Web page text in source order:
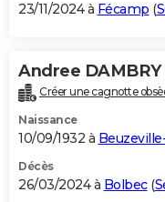
23/11/2024 à Fécamp (
Andree DAMBRY
Créer une cagnotte
Naissance
10/09/1932 à
Décès
26/03/2024 à Bolbec(